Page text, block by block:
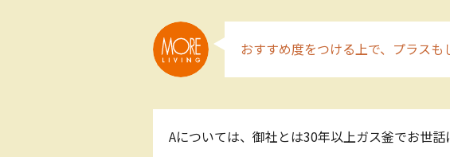
おすすめ度をつける上で、プラスも
Aについては、御社とは30年以上ガス釜でお世話